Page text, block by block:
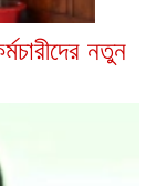
নতুন